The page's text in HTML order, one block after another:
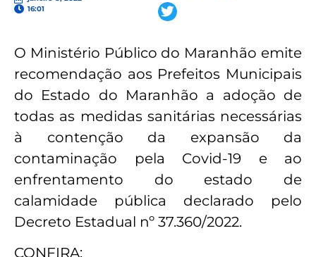
16:01
O Ministério Público do Maranhão emite
recomendação aos Prefeitos Municipais
do Estado do Maranhão a adoção de
todas as medidas sanitárias necessárias
à contenção da expansão da
contaminação pela Covid-19 e ao
enfrentamento do estado de
calamidade pública declarado pelo
Decreto Estadual nº 37.360/2022.
CONFIRA: